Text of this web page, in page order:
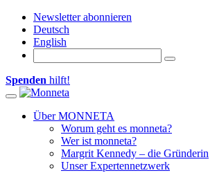
Newsletter abonnieren
Deutsch
English
Spenden hilft!
Toggle navigation
Über MONNETA
Worum geht es monneta?
Wer ist monneta?
Margrit Kennedy – die Gründerin
Unser Expertennetzwerk